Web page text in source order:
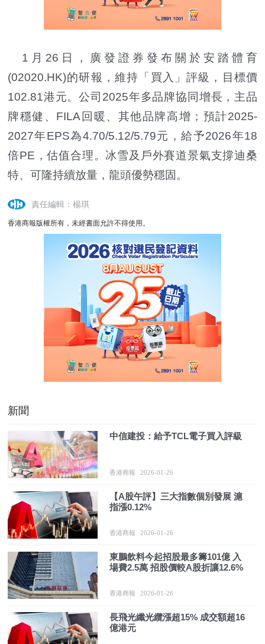
1月26日，廣發證券發布關於安踏體育
(02020.HK)的研報，維持「買入」評級，目標價
102.81港元。公司2025年多品牌協同增長，主品
牌穩健、FILA回暖、其他品牌高增；預計2025-
2027年EPS為4.70/5.12/5.79元，給予2026年18
倍PE，估值合理。冰雪及戶外賽道景氣支撐迪桑
特、可隆持續放量，龍頭優勢穩固。
責任編輯：楊琪
香港商報版權所有，未經書面允許不得使用。
新聞
中信建投：給予TCL電子買入評級
香港商報 2026-01-26
【A股午評】三大指數個別發展 滬
指漲0.12%
香港商報 2026-01-26
東鵬飲料今起招股最多籌101億 入
場費2.5萬 招股價較A股折讓12.6%
香港商報 2026-01-26
長飛光纖光纜漲超15% 成交額超16
億港元